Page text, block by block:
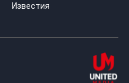
Известия